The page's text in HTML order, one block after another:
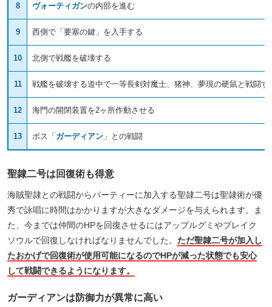
8 ヴォーティガンの内部を進む
9 西側で「要塞の鍵」を入手する
10 北側で戦艦を破壊する
11 戦艦を破壊する道中で一等長剣対魔士、猪神、夢現の硬鼠と戦闘す
12 海門の開閉装置を2ヶ所作動させる
13 ボス「ガーディアン 」との戦闘
聖隷二号は回復術も得意
海賊聖隷との戦闘からパーティーに加入する聖隷二号は聖隷術が優
秀で詠唱に時間はかかりますが大きなダメージを与えられます。ま
た、今までは仲間のHPを回復させるにはアップルグミやブレイク
ソウルで回復しなければなりませんでした。 ただ聖隷二号が加入し
たおかげで回復術が使用可能になるのでHPが減った状態でも安心
して戦闘できるようになります。
ガーディアンは防御力が異常に高い